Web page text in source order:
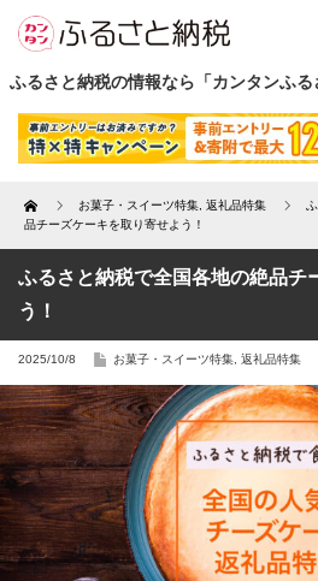
ふるさと納税の情報なら「カンタンふる
Home お菓子・スイーツ特集 返礼品特集
品チーズケーキを取り寄せよう！
ふるさと納税で全国各地の絶品チ
う！
2025/10/8 お菓子・スイーツ特集 返礼品特集